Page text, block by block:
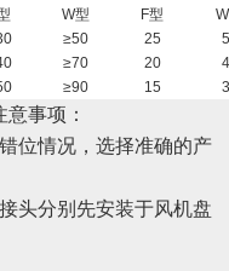
W型 F型
W
≥50 25
≥70 20
≥90 15
事项：
位情况，选择准确的产
头分别先安装于风机盘